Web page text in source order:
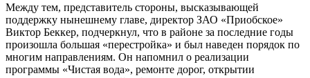
Между тем, представитель стороны, высказывающей
поддержку нынешнему главе, директор ЗАО «Приобское»
Виктор Беккер, подчеркнул, что в районе за последние годы
произошла большая «перестройка» и был наведен порядок по
многим направлениям. Он напомнил о реализации
программы «Чистая вода», ремонте дорог, открытии